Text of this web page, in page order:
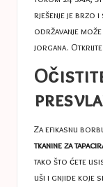
rješenje je brzo i
održavanje
jorgana. Otkrijte
Za efikasnu
tkanine za
tako što ćete
uši i gnjide koje